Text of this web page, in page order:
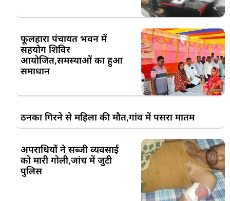
फूलहारा पंचायत भवन में
सहयोग शिविर
आयोजित,समस्याओं का हुआ
समाधान
ठनका गिरने से महिला की मौत,गांव में पसरा मातम
अपराधियों ने सब्जी व्यवसाई
को मारी गोली,जांच में जुटी
पुलिस